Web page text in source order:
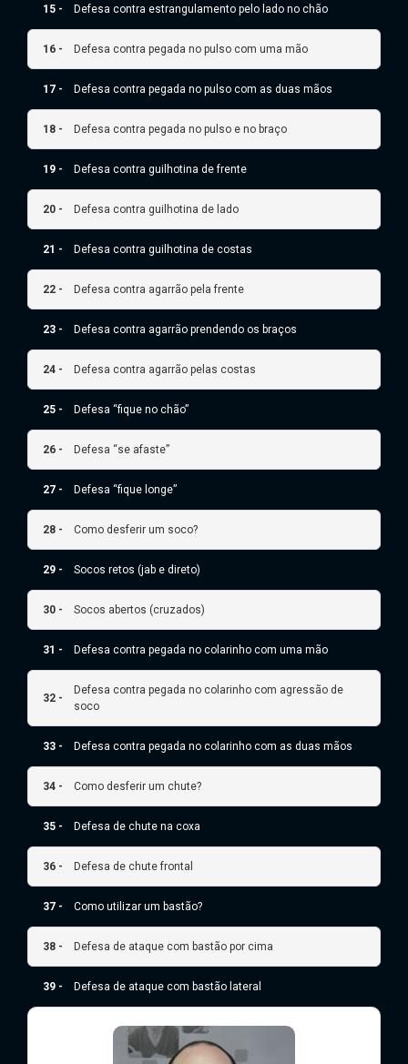
15 - Defesa contra estrangulamento pelo lado no chão
16 - Defesa contra pegada no pulso com uma mão
17 - Defesa contra pegada no pulso com as duas mãos
18 - Defesa contra pegada no pulso e no braço
19 - Defesa contra guilhotina de frente
20 - Defesa contra guilhotina de lado
21 - Defesa contra guilhotina de costas
22 - Defesa contra agarrão pela frente
23 - Defesa contra agarrão prendendo os braços
24 - Defesa contra agarrão pelas costas
25 - Defesa “fique no chão”
26 - Defesa “se afaste”
27 - Defesa “fique longe”
28 - Como desferir um soco?
29 - Socos retos (jab e direto)
30 - Socos abertos (cruzados)
31 - Defesa contra pegada no colarinho com uma mão
32 -
Defesa contra pegada no colarinho com agressão de
soco
33 - Defesa contra pegada no colarinho com as duas mãos
34 - Como desferir um chute?
35 - Defesa de chute na coxa
36 - Defesa de chute frontal
37 - Como utilizar um bastão?
38 - Defesa de ataque com bastão por cima
39 - Defesa de ataque com bastão lateral